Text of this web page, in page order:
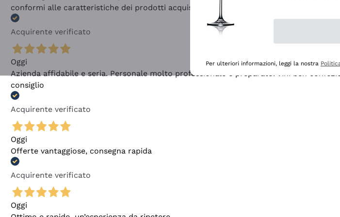
conformi alle caratteristiche dei prodotti acquistati
Acquirente verificato
Oggi
Azienda affidabile e seria. Personale molto professionale e preparato. Vini ben
consiglio
Acquirente verificato
Oggi
Offerte vantaggiose, consegna rapida
Acquirente verificato
Oggi
Per ulteriori informazioni, leggi la nostra